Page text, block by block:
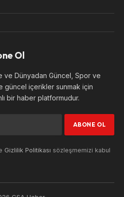
Ol
ve Dünyadan Güncel, Spor ve
güncel içerikler sunmak için
bir haber platformudur.
Gizlilik Politikası sözleşmemizi kabul